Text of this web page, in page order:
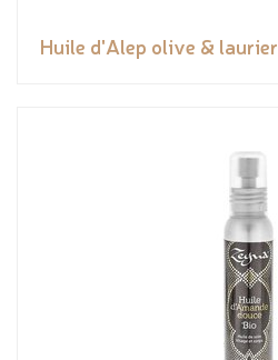
Huile d'Alep olive & laurier